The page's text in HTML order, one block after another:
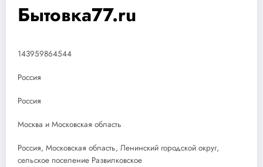
Бытовка77.ru
143959864544
Россия
Россия
Москва и Московская область
Россия, Московская область, Ленинский городской округ,
сельское поселение Развилковское